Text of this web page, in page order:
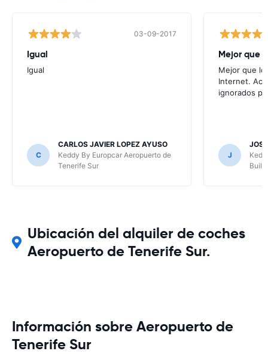
03-09-2017
Igual
Igual
C
CARLOS JAVIER LOPEZ AYUSO
Keddy By Europcar Aeropuerto de
Tenerife Sur
Mejor que
Mejor que
Internet.
ignorados
J
JOSE
Ubicación del alquiler de coches
Aeropuerto de Tenerife Sur.
Información sobre Aeropuerto de
Tenerife Sur